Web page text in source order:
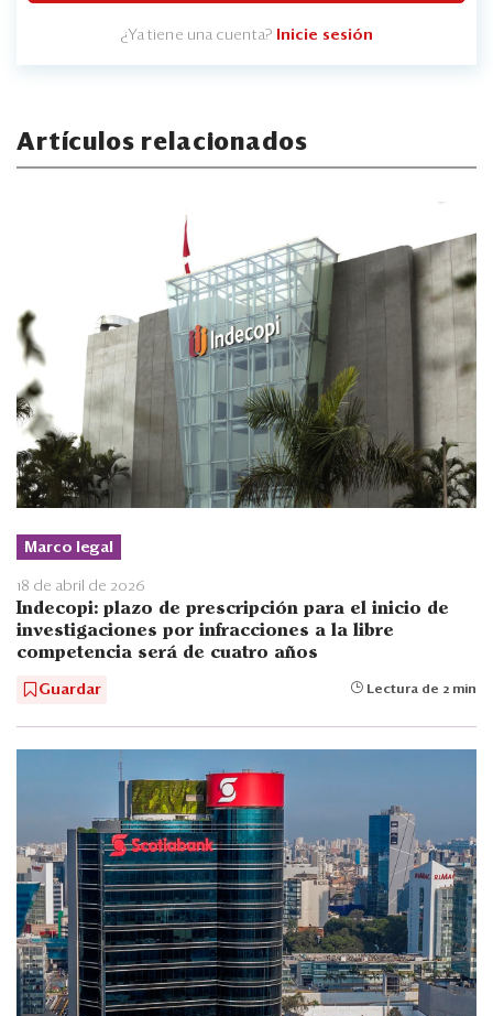
¿Ya tiene una cuenta? Inicie sesión
Artículos relacionados
Marco legal
18 de abril de 2026
Indecopi: plazo de prescripción para el inicio de
investigaciones por infracciones a la libre
competencia será de cuatro años
Guardar Lectura de 2 min